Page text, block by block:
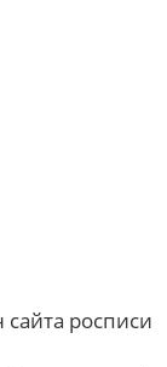
росписи